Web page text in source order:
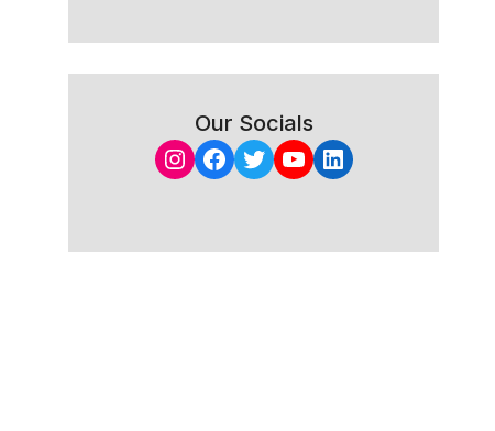
Our Socials
Instagram
Facebook
Twitter
YouTube
LinkedIn